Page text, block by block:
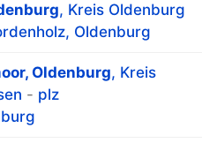
, Kreis Oldenburg
Oldenburg
Oldenburg, Kreis
- plz